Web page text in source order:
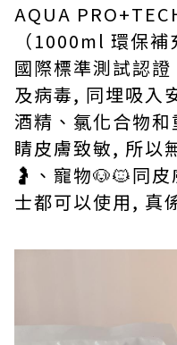
AQUA
（1000ml 環保
國際標準測試認
及病毒, 同埋吸入
酒精、氯化合物
睛皮膚致敏, 所以
🤰 、 寵物🐶🐱同
士都可以使用, 真